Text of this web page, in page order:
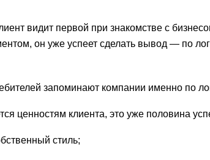
видит первой при знакомстве с
он уже успеет сделать вывод — по
запоминают компании именно по
ценностям клиента, это уже половина
стиль;